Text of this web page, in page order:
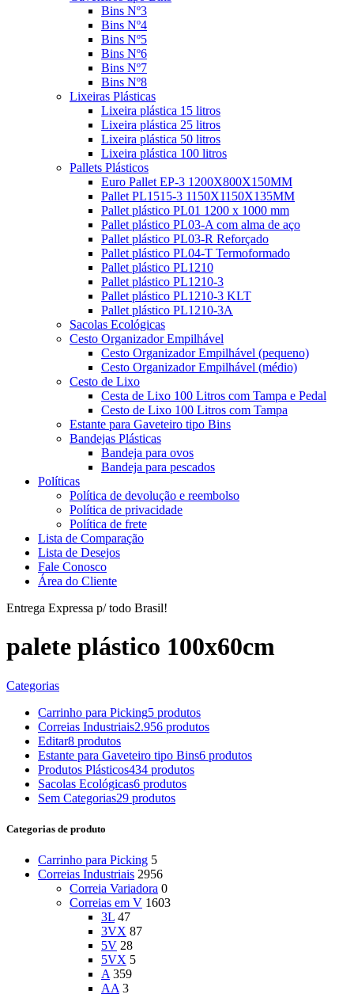
Bins Nº3
Bins Nº4
Bins Nº5
Bins Nº6
Bins Nº7
Bins Nº8
Lixeiras Plásticas
Lixeira plástica 15 litros
Lixeira plástica 25 litros
Lixeira plástica 50 litros
Lixeira plástica 100 litros
Pallets Plásticos
Euro Pallet EP-3 1200X800X150MM
Pallet PL1515-3 1150X1150X135MM
Pallet plástico PL01 1200 x 1000 mm
Pallet plástico PL03-A com alma de aço
Pallet plástico PL03-R Reforçado
Pallet plástico PL04-T Termoformado
Pallet plástico PL1210
Pallet plástico PL1210-3
Pallet plástico PL1210-3 KLT
Pallet plástico PL1210-3A
Sacolas Ecológicas
Cesto Organizador Empilhável
Cesto Organizador Empilhável (pequeno)
Cesto Organizador Empilhável (médio)
Cesto de Lixo
Cesta de Lixo 100 Litros com Tampa e Pedal
Cesto de Lixo 100 Litros com Tampa
Estante para Gaveteiro tipo Bins
Bandejas Plásticas
Bandeja para ovos
Bandeja para pescados
Políticas
Política de devolução e reembolso
Política de privacidade
Política de frete
Lista de Comparação
Lista de Desejos
Fale Conosco
Área do Cliente
Entrega Expressa p/ todo Brasil!
palete plástico 100x60cm
Categorias
Carrinho para Picking5 produtos
Correias Industriais2.956 produtos
Editar8 produtos
Estante para Gaveteiro tipo Bins6 produtos
Produtos Plásticos434 produtos
Sacolas Ecológicas6 produtos
Sem Categorias29 produtos
Categorias de produto
Carrinho para Picking 5
Correias Industriais 2956
Correia Variadora 0
Correias em V 1603
3L 47
3VX 87
5V 28
5VX 5
A 359
AA 3